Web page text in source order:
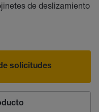
de deslizamiento
solicitudes